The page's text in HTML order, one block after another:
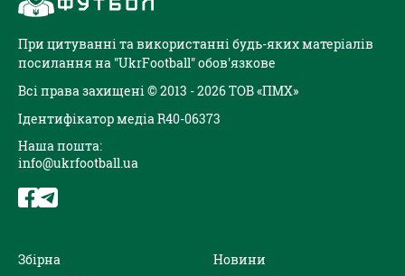
При цитуванні та використанні будь-яких матеріалів
посилання на "UkrFootball" обов'язкове
Всі права захищені © 2013 - 2026 ТОВ «ПМХ»
Ідентифікатор медіа R40-06373
Наша пошта:
info@ukrfootball.ua
Збірна
Новини